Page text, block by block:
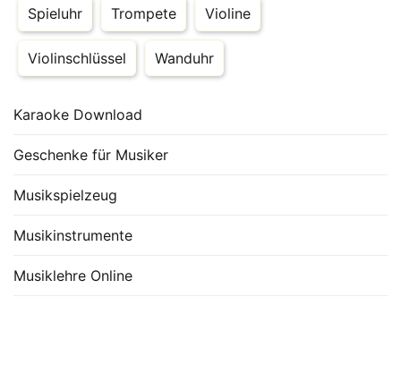
Spieluhr Trompete Violine
Violinschlüssel Wanduhr
Karaoke Download
Geschenke für Musiker
Musikspielzeug
Musikinstrumente
Musiklehre Online